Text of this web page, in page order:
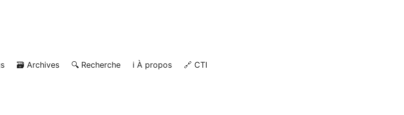
🗃️ Archives 🔍 Recherche ℹ️ À propos 🔗 CTI